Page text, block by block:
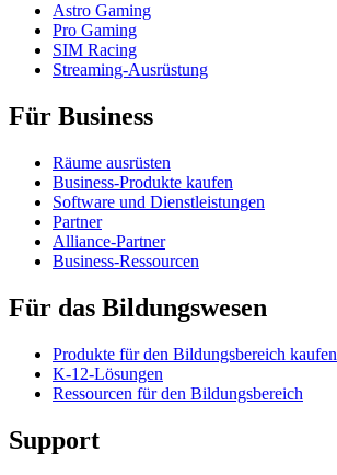
Astro Gaming
Pro Gaming
SIM Racing
Streaming-Ausrüstung
Für Business
Räume ausrüsten
Business-Produkte kaufen
Software und Dienstleistungen
Partner
Alliance-Partner
Business-Ressourcen
Für das Bildungswesen
Produkte für den Bildungsbereich kaufen
K-12-Lösungen
Ressourcen für den Bildungsbereich
Support